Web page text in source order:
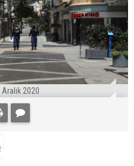
Aralık 2020